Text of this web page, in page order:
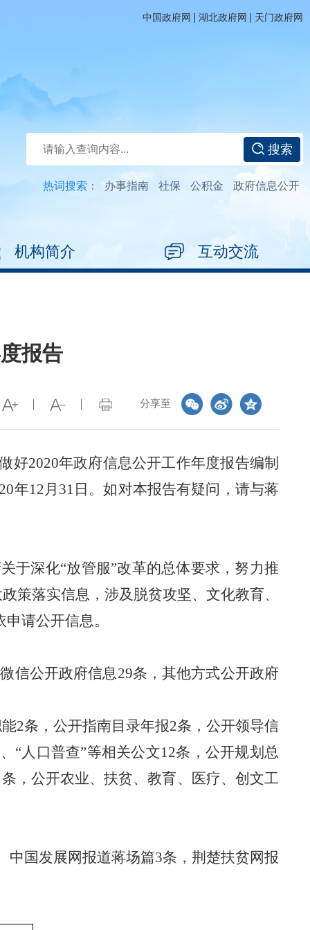
中国政府网 | 湖北政府网 | 天门政府网
搜索
热词搜索： 办事指南 社保 公积金 政府信息公开
机构简介 互动交流
报告
分享至
好2020年政府信息公开工作年度报告编制
年12月31日。如对本报告有疑问，请与蒋
于深化“放管服”改革的总体要求，努力推
策落实信息， 涉及脱贫攻坚、文化教育、
请公开信息。
信公开政府信息29条，其他方式公开政府
2条， 公开指南目录年报2条， 公开领导信
“人口普查”等相关公文12条，公开规划总
，公开农业、扶贫、教育、 医疗、 创文工
中国发展网报道蒋场篇3条，荆楚扶贫网报